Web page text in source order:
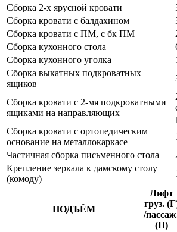
Сборка 2-х ярусной кровати
Сборка кровати с балдахином
Сборка кровати с ПМ, с бк ПМ
Сборка кухонного стола
Сборка кухонного уголка
Сборка выкатных подкроватных
ящиков
Сборка кровати с 2-мя подкроватными
ящиками на направляющих
Сборка кровати с ортопедическим
основание на металлокаркасе
Частичная сборка письменного стола
Крепление зеркала к дамскому столу
(комоду)
ПОДЪЁМ
Лифт
груз.
/
(П)